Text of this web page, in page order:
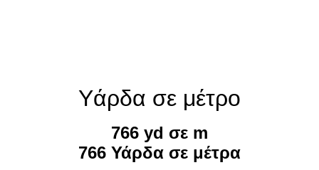
Υάρδα σε μέτρο
766 yd σε m
766 Υάρδα σε μέτρα